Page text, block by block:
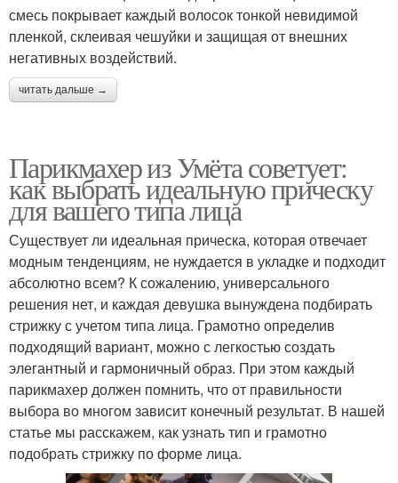
смесь покрывает каждый волосок тонкой невидимой
пленкой, склеивая чешуйки и защищая от внешних
негативных воздействий.
читать дальше →
Парикмахер из Умёта советует:
как выбрать идеальную прическу
для вашего типа лица
Существует ли идеальная прическа, которая отвечает
модным тенденциям, не нуждается в укладке и подходит
абсолютно всем? К сожалению, универсального
решения нет, и каждая девушка вынуждена подбирать
стрижку с учетом типа лица. Грамотно определив
подходящий вариант, можно с легкостью создать
элегантный и гармоничный образ. При этом каждый
парикмахер должен помнить, что от правильности
выбора во многом зависит конечный результат. В нашей
статье мы расскажем, как узнать тип и грамотно
подобрать стрижку по форме лица.